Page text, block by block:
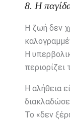
8. Η
Η ζωή δεν
Η
περιορίζει
Η αλήθεια
Το «δεν